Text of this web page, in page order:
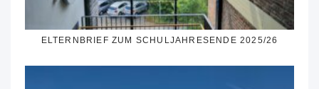
ELTERNBRIEF ZUM SCHULJAHRESENDE 2025/26